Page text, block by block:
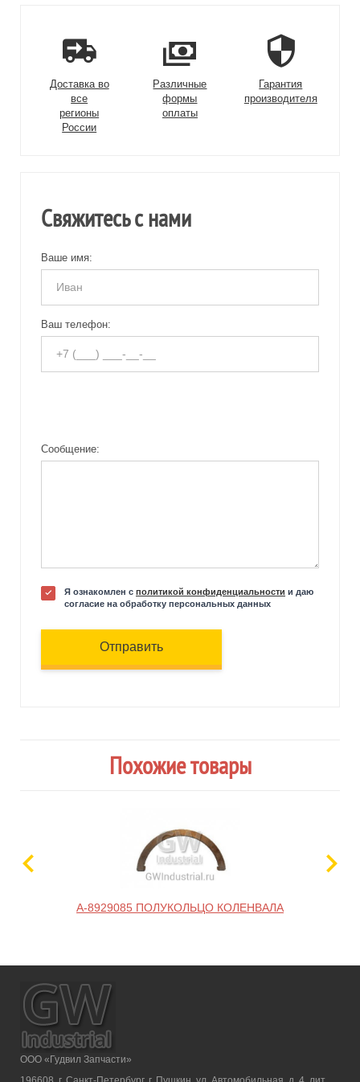
Доставка во
все
регионы
России
Различные
формы
оплаты
Гарантия
производителя
Свяжитесь с нами
Ваше имя:
Ваш телефон:
Сообщение:
Я ознакомлен с политикой конфиденциальности и даю
согласие на обработку персональных данных
Отправить
Похожие товары
A-8929085 ПОЛУКОЛЬЦО КОЛЕНВАЛА
ООО «Гудвил Запчасти»